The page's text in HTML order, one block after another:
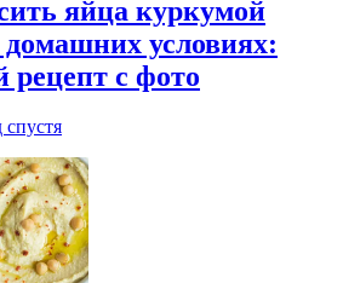
яйца куркумой
условиях:
с фото
спустя